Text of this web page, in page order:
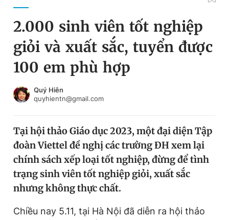
Chuyên mục
Chuyên mục khác
Chào ngày mới
Video Magazine
Sản phẩm khác
Tiện ích Bạn cần biết
Đổi mật khẩu
Tin đã lưu
Đăng xuất
2.000 sinh viên tốt nghiệp
giỏi và xuất sắc, tuyển được
100 em phù hợp
Quý Hiên
quyhientn@gmail.com
Tại hội thảo Giáo dục 2023, một đại diện Tập
đoàn Viettel đề nghị các trường ĐH xem lại
chính sách xếp loại tốt nghiệp, đừng để tình
trạng sinh viên tốt nghiệp giỏi, xuất sắc
nhưng không thực chất.
Chiều nay 5.11, tại Hà Nội đã diễn ra hội thảo